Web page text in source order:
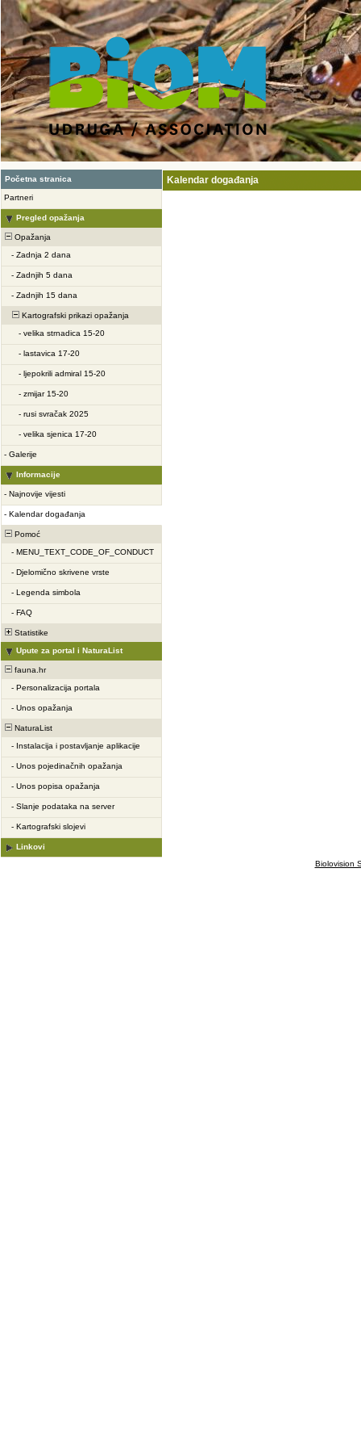
Početna stranica
Partneri
Pregled opažanja
Opažanja
- Zadnja 2 dana
- Zadnjih 5 dana
- Zadnjih 15 dana
Kartografski prikazi opažanja
- velika strnadica 15-20
- lastavica 17-20
- ljepokrili admiral 15-20
- zmijar 15-20
- rusi svračak 2025
- velika sjenica 17-20
- Galerije
Informacije
- Najnovije vijesti
- Kalendar događanja
Pomoć
- MENU_TEXT_CODE_OF_CONDUCT
- Djelomično skrivene vrste
- Legenda simbola
- FAQ
Statistike
Upute za portal i NaturaList
fauna.hr
- Personalizacija portala
- Unos opažanja
NaturaList
- Instalacija i postavljanje aplikacije
- Unos pojedinačnih opažanja
- Unos popisa opažanja
- Slanje podataka na server
- Kartografski slojevi
Linkovi
Kalendar događanja
Biolovision